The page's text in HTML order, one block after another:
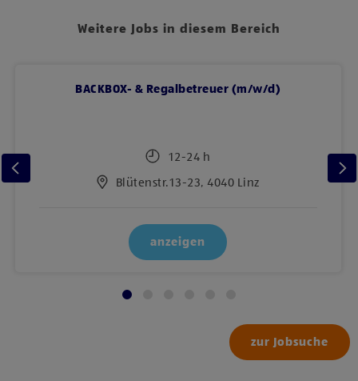
Weitere Jobs in diesem Bereich
BACKBOX- & Regalbetreuer (m/w/d)
12-24 h
Blütenstr.13-23, 4040 Linz
anzeigen
zur Jobsuche